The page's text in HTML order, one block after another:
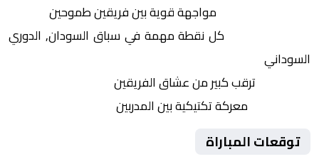
مواجهة قوية بين فريقين طموحين
كل نقطة مهمة في سباق السودان, الدوري
السوداني
ترقب كبير من عشاق الفريقين
معركة تكتيكية بين المدربين
توقعات المباراة